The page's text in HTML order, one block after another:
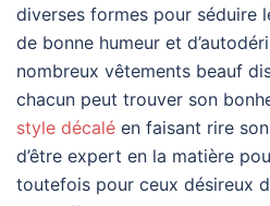
diverses formes pour séduire
de bonne humeur et
nombreux vêtements beauf
chacun peut trouver son
style décalé en faisant rire
d’être expert en la matière
toutefois pour ceux désireux